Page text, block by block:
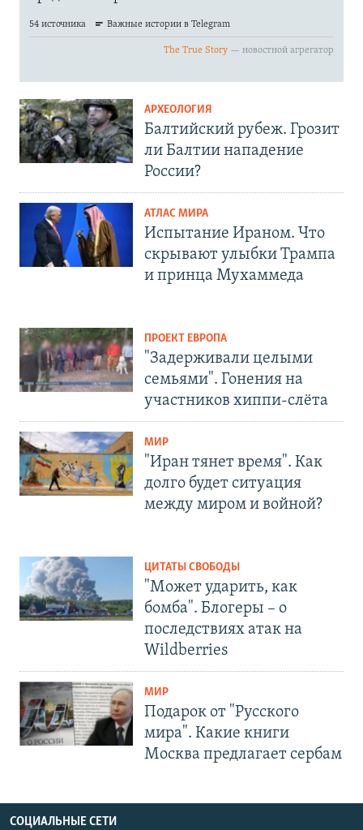
АРХЕОЛОГИЯ
Балтийский рубеж. Грозит
ли Балтии нападение
России?
АТЛАС МИРА
Испытание Ираном. Что
скрывают улыбки Трампа
и принца Мухаммеда
ПРОЕКТ ЕВРОПА
"Задерживали целыми
семьями". Гонения на
участников хиппи-слёта
МИР
"Иран тянет время". Как
долго будет ситуация
между миром и войной?
ЦИТАТЫ СВОБОДЫ
"Может ударить, как
бомба". Блогеры – о
последствиях атак на
Wildberries
МИР
Подарок от "Русского
мира". Какие книги
Москва предлагает сербам
СОЦИАЛЬНЫЕ СЕТИ